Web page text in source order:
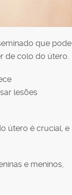
que pode
de colo do útero.
lesões
útero é crucial, e
e meninos,